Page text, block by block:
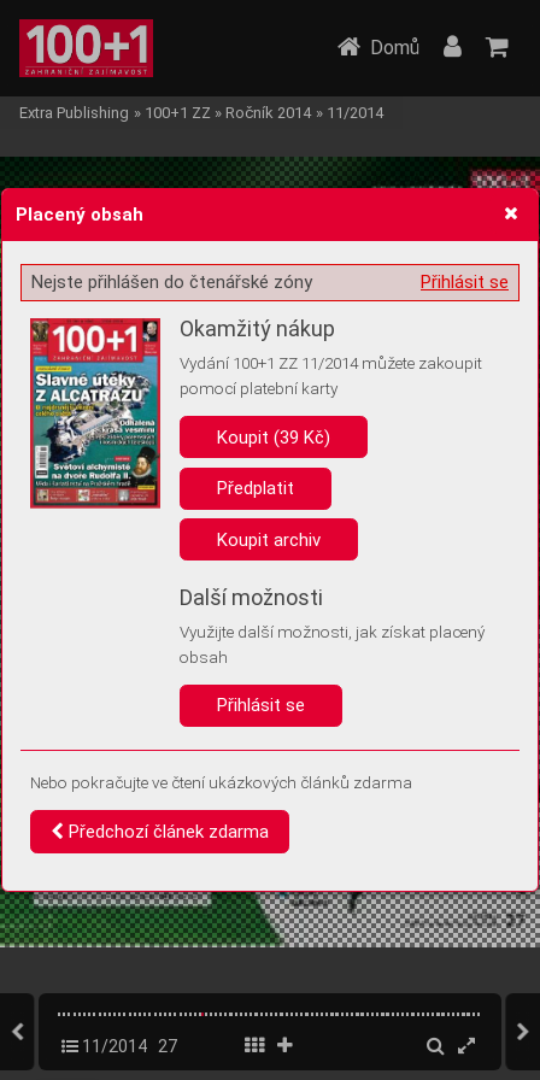
Žádost o souhlas s ukládáním volitelných informací
Pro základní fungování webu nepotřebujeme ukládat žádné informace
(tzv. cookies apod.). Rádi bychom vás ale požádali o souhlas s
uložením volitelných informací:
Anonymní unikátní ID
Díky němu příště poznáme, že se jedná o stejné zařízení, a
Identifikátor je zcela anonymní.
Vaše souhlasy a odmítnutí si ukládáme do vašeho zařízení, abychom se
vás už příště znovu neptali. Můžete je kdykoli později upravit ve Správě
Domů
Extra Publishing » 100+1 ZZ » Ročník 2014 » 11/2014
11/2014 27
Placený obsah
Přihlásit se
Nejste přihlášen do čtenářské zóny
Okamžitý nákup
Vydání 100+1 ZZ 11/2014 můžete zakoupit
pomocí platební karty
Koupit (39 Kč)
Předplatit
Koupit archiv
Další možnosti
Využijte další možnosti, jak získat placený
obsah
Přihlásit se
Nebo pokračujte ve čtení ukázkových článků zdarma
Předchozí článek zdarma